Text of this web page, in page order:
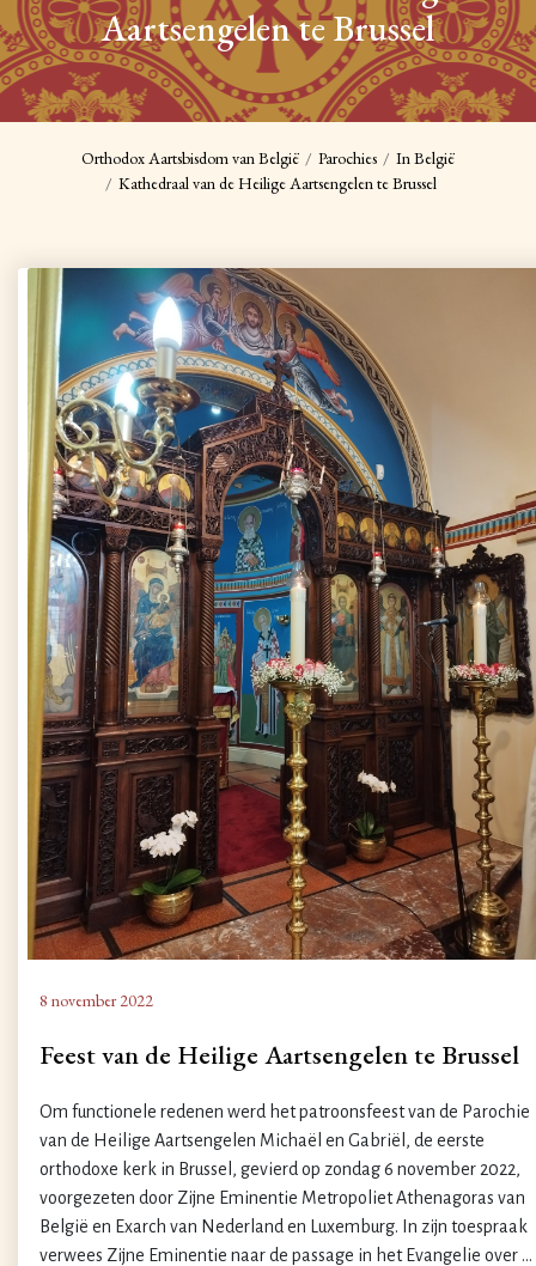
Aartsengelen te Brussel
Orthodox Aartsbisdom van België Parochies
In België
Kathedraal van de Heilige Aartsengelen te Brussel
8 november 2022
Feest van de Heilige Aartsengelen te Brussel
Om functionele redenen werd het patroonsfeest van de Parochie
van de Heilige Aartsengelen Michaël en Gabriël, de eerste
orthodoxe kerk in Brussel, gevierd op zondag 6 november 2022,
voorgezeten door Zijne Eminentie Metropoliet Athenagoras van
België en Exarch van Nederland en Luxemburg. In zijn toespraak
verwees Zijne Eminentie naar de passage in het Evangelie over …